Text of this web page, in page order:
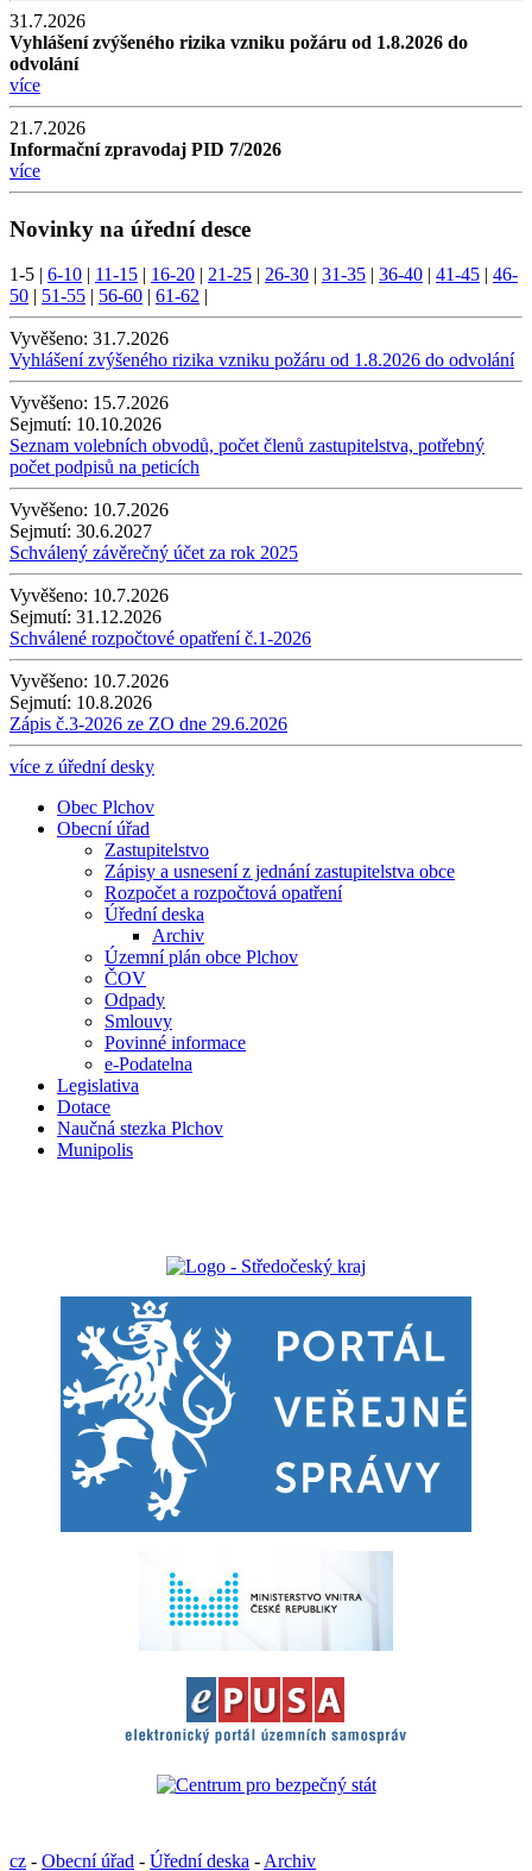
31.7.2026
Vyhlášení zvýšeného rizika vzniku požáru od 1.8.2026 do
odvolání
více
21.7.2026
Informační zpravodaj PID 7/2026
více
Novinky na úřední desce
1-5 6-10 11-15 16-20 21-25 26-30 31-35 36-40 41-45
46-
50
51-55 56-60 61-62
Vyvěšeno: 31.7.2026
Vyhlášení zvýšeného rizika vzniku požáru od 1.8.2026 do odvolání
Vyvěšeno: 15.7.2026
Sejmutí: 10.10.2026
Seznam volebních obvodů, počet členů zastupitelstva, potřebný
počet podpisů na peticích
Vyvěšeno: 10.7.2026
Sejmutí: 30.6.2027
Schválený závěrečný účet za rok 2025
Vyvěšeno: 10.7.2026
Sejmutí: 31.12.2026
Schválené rozpočtové opatření č.1-2026
Vyvěšeno: 10.7.2026
Sejmutí: 10.8.2026
Zápis č.3-2026 ze ZO dne 29.6.2026
více z úřední desky
Obec Plchov
Obecní úřad
Zastupitelstvo
Zápisy a usnesení z jednání zastupitelstva obce
Rozpočet a rozpočtová opatření
Úřední deska
Archiv
Územní plán obce Plchov
ČOV
Odpady
Smlouvy
Povinné informace
e-Podatelna
Legislativa
Dotace
Naučná stezka Plchov
Munipolis
cz - Obecní úřad - Úřední deska - Archiv